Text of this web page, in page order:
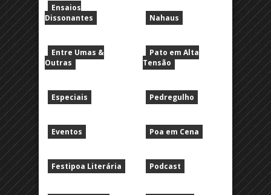
Ensaios
Dissonantes
Entre Umas &
Outras
Especiais
Eventos
Festipoa Literária
Nahaus
Pato em Alta
Tensão
Pedregulho
Poa em Cena
Podcast